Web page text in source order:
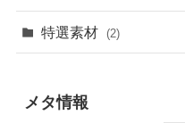
特選素材 (2)
メタ情報